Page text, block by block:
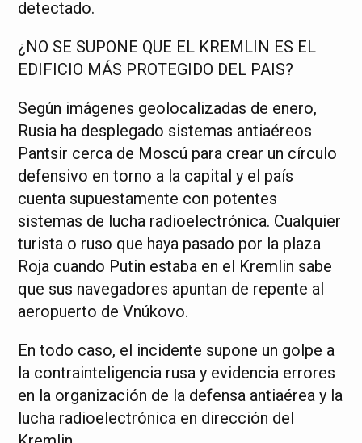
detectado.
¿NO SE SUPONE QUE EL KREMLIN ES EL
EDIFICIO MÁS PROTEGIDO DEL PAIS?
Según imágenes geolocalizadas de enero,
Rusia ha desplegado sistemas antiaéreos
Pantsir cerca de Moscú para crear un círculo
defensivo en torno a la capital y el país
cuenta supuestamente con potentes
sistemas de lucha radioelectrónica. Cualquier
turista o ruso que haya pasado por la plaza
Roja cuando Putin estaba en el Kremlin sabe
que sus navegadores apuntan de repente al
aeropuerto de Vnúkovo.
En todo caso, el incidente supone un golpe a
la contrainteligencia rusa y evidencia errores
en la organización de la defensa antiaérea y la
lucha radioelectrónica en dirección del